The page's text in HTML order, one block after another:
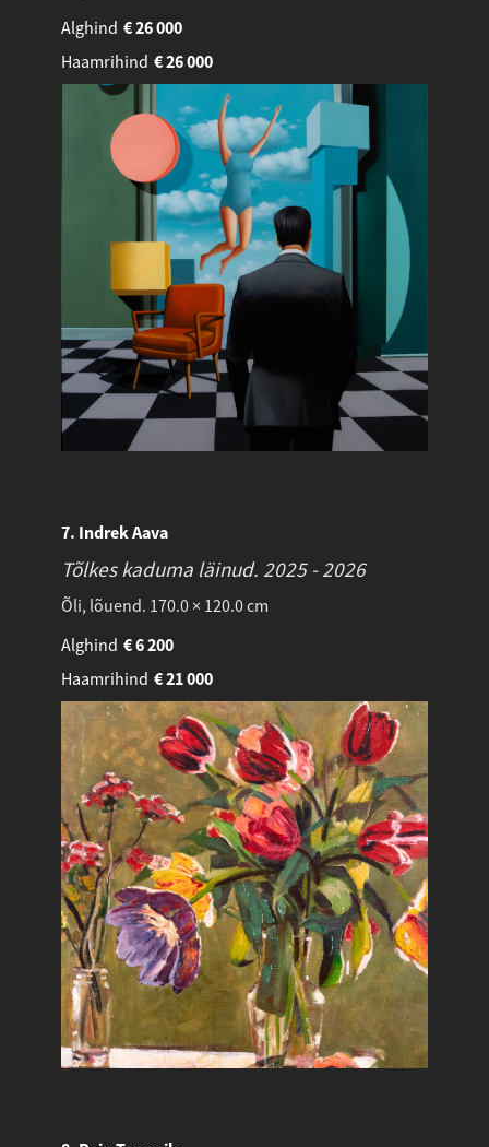
Alghind
26 000
€
Haamrihind
26 000
€
7. Indrek Aava
Tõlkes kaduma läinud. 2025 - 2026
Õli, lõuend. 170.0 × 120.0 cm
Alghind
6 200
€
Haamrihind
21 000
€